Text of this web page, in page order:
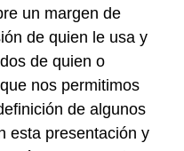
un margen de
de quien le usa y
de quien o
nos permitimos
de algunos
esta presentación y